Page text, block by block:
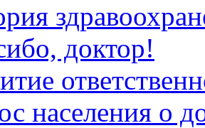
доктор!
населения о